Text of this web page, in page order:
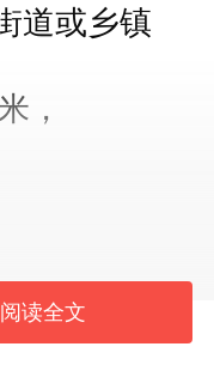
或乡镇
，
读全文